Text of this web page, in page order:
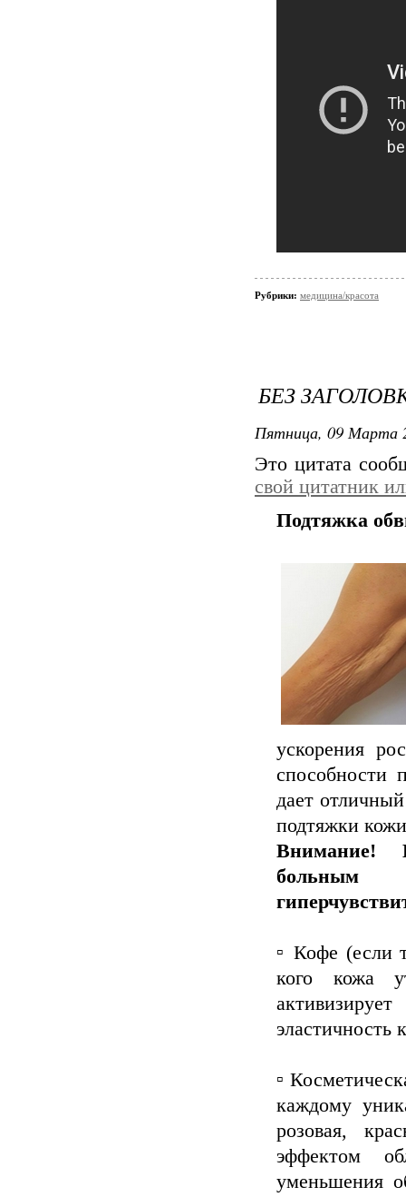
Рубрики: медицина/красота
БЕЗ
Пятница, 09 Марта
Это цитата
свой цитатник
Подтяжка
ускорения
способности
дает
подтяжки
Внимание!
▫ Кофе (если
кого кожа
эластичность
▫
каждому
розовая,
эффектом
уменьшения